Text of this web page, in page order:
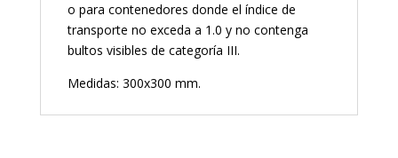
o para contenedores donde el índice de
transporte no exceda a 1.0 y no contenga
bultos visibles de categoría III.
Medidas: 300x300 mm.